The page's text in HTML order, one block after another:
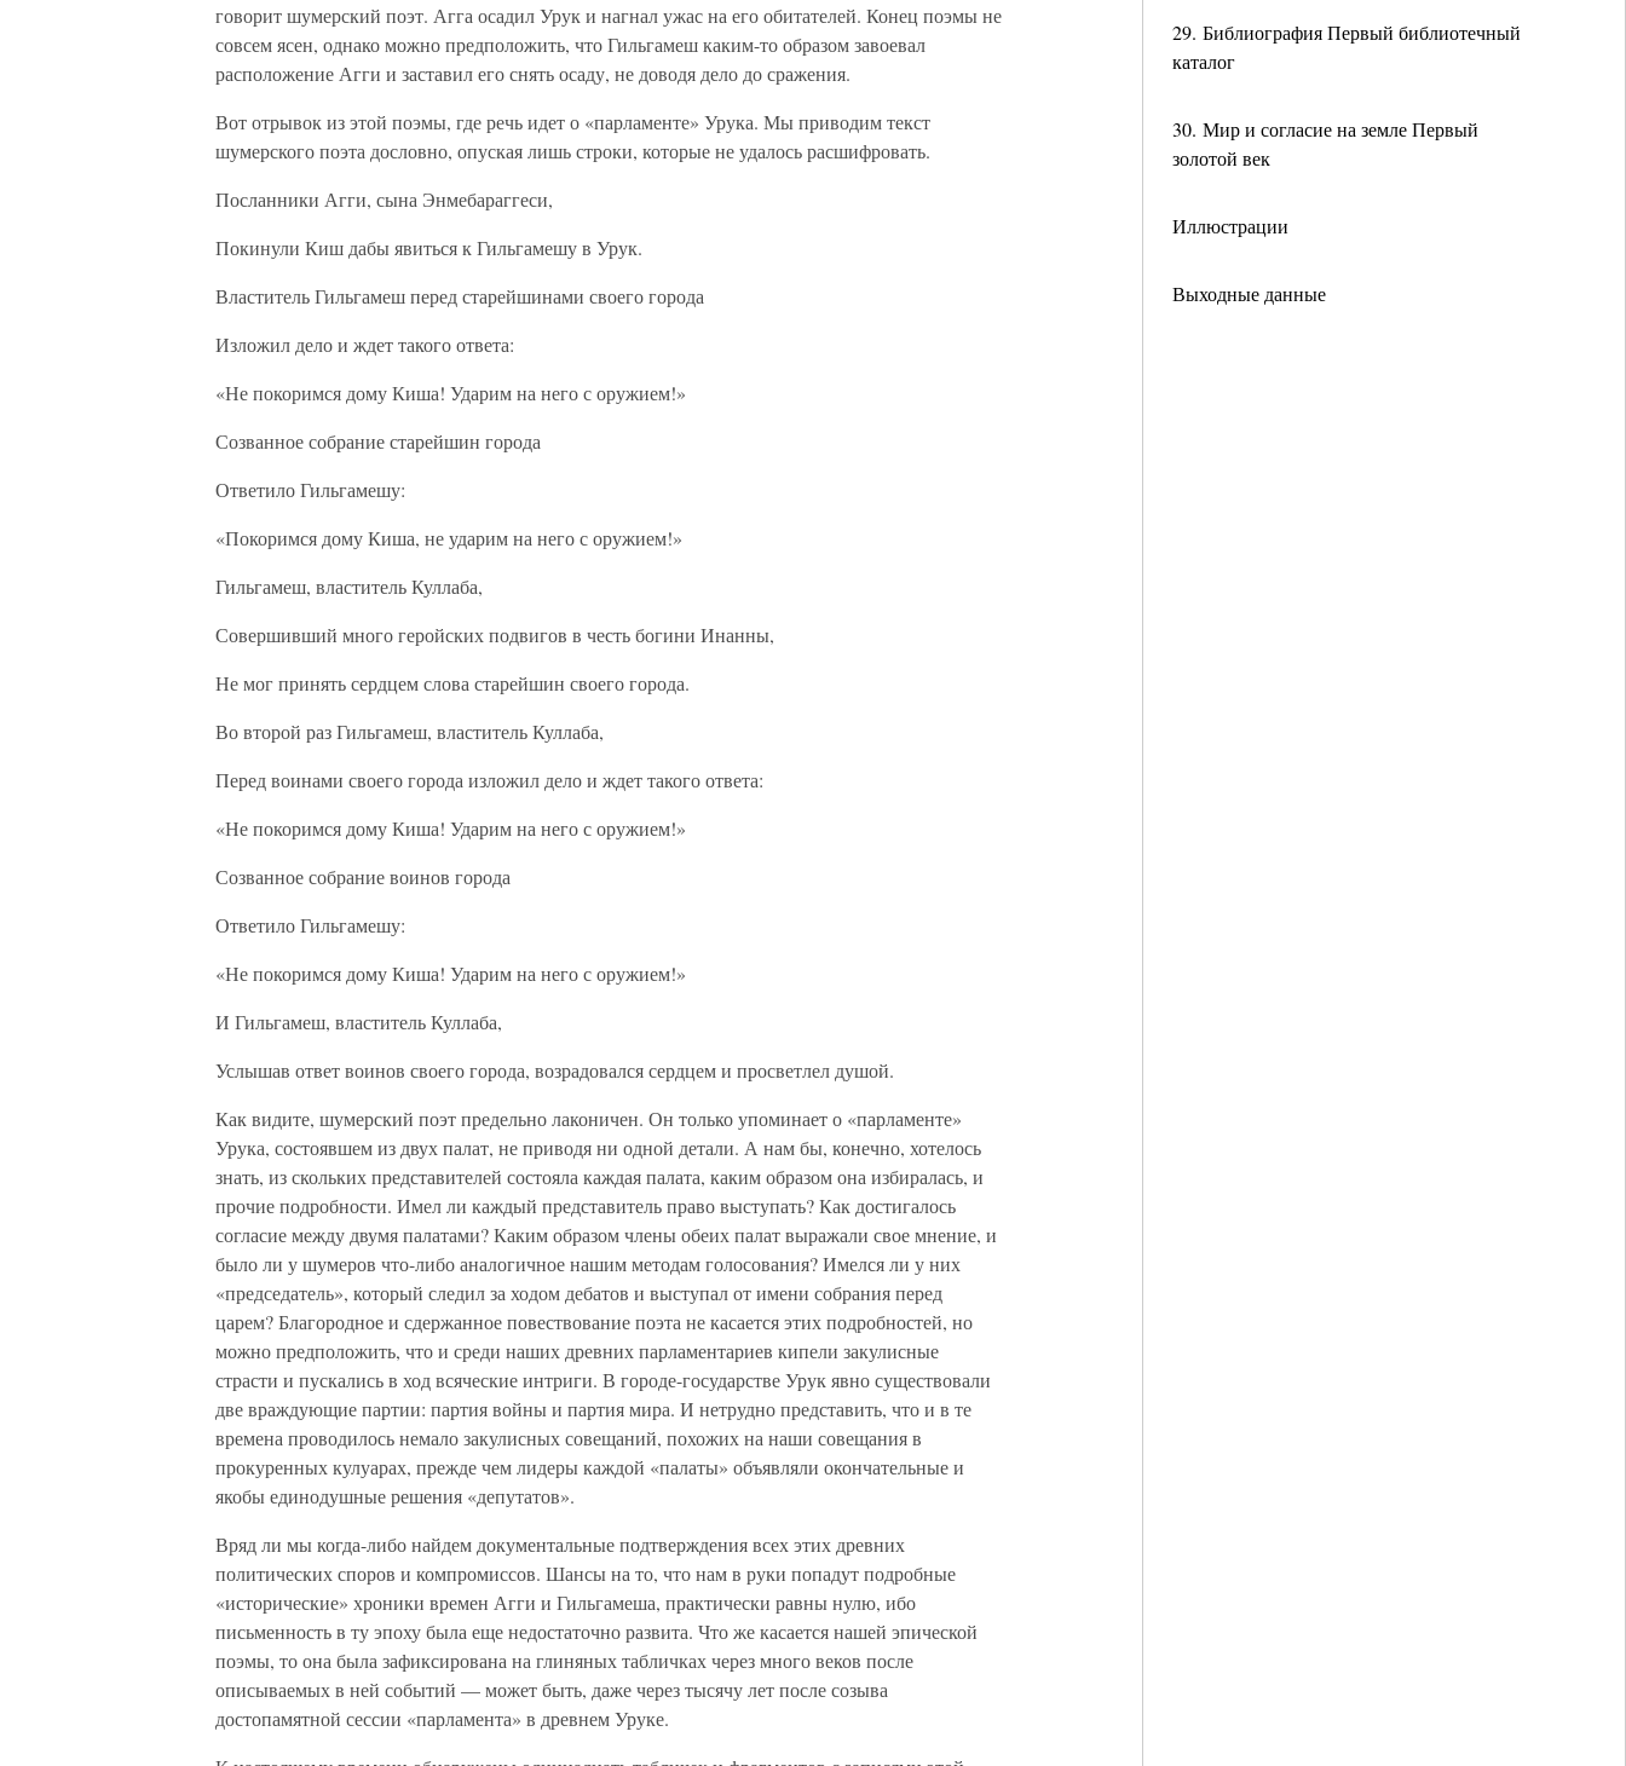
29. Библиография Первый библиотечный
каталог
30. Мир и согласие на земле Первый
золотой век
Иллюстрации
Выходные данные
говорит шумерский поэт. Агга осадил Урук и нагнал ужас на его обитателей. Конец поэмы не
совсем ясен, однако можно предположить, что Гильгамеш каким-то образом завоевал
расположение Агги и заставил его снять осаду, не доводя дело до сражения.
Вот отрывок из этой поэмы, где речь идет о «парламенте» Урука. Мы приводим текст
шумерского поэта дословно, опуская лишь строки, которые не удалось расшифровать.
Посланники Агги, сына Энмебараггеси,
Покинули Киш дабы явиться к Гильгамешу в Урук.
Властитель Гильгамеш перед старейшинами своего города
Изложил дело и ждет такого ответа:
«Не покоримся дому Киша! Ударим на него с оружием!»
Созванное собрание старейшин города
Ответило Гильгамешу:
«Покоримся дому Киша, не ударим на него с оружием!»
Гильгамеш, властитель Куллаба,
Совершивший много геройских подвигов в честь богини Инанны,
Не мог принять сердцем слова старейшин своего города.
Во второй раз Гильгамеш, властитель Куллаба,
Перед воинами своего города изложил дело и ждет такого ответа:
«Не покоримся дому Киша! Ударим на него с оружием!»
Созванное собрание воинов города
Ответило Гильгамешу:
«Не покоримся дому Киша! Ударим на него с оружием!»
И Гильгамеш, властитель Куллаба,
Услышав ответ воинов своего города, возрадовался сердцем и просветлел душой.
Как видите, шумерский поэт предельно лаконичен. Он только упоминает о «парламенте»
Урука, состоявшем из двух палат, не приводя ни одной детали. А нам бы, конечно, хотелось
знать, из скольких представителей состояла каждая палата, каким образом она избиралась, и
прочие подробности. Имел ли каждый представитель право выступать? Как достигалось
согласие между двумя палатами? Каким образом члены обеих палат выражали свое мнение, и
было ли у шумеров что-либо аналогичное нашим методам голосования? Имелся ли у них
«председатель», который следил за ходом дебатов и выступал от имени собрания перед
царем? Благородное и сдержанное повествование поэта не касается этих подробностей, но
можно предположить, что и среди наших древних парламентариев кипели закулисные
страсти и пускались в ход всяческие интриги. В городе-государстве Урук явно существовали
две враждующие партии: партия войны и партия мира. И нетрудно представить, что и в те
времена проводилось немало закулисных совещаний, похожих на наши совещания в
прокуренных кулуарах, прежде чем лидеры каждой «палаты» объявляли окончательные и
якобы единодушные решения «депутатов».
Вряд ли мы когда-либо найдем документальные подтверждения всех этих древних
политических споров и компромиссов. Шансы на то, что нам в руки попадут подробные
«исторические» хроники времен Агги и Гильгамеша, практически равны нулю, ибо
письменность в ту эпоху была еще недостаточно развита. Что же касается нашей эпической
поэмы, то она была зафиксирована на глиняных табличках через много веков после
описываемых в ней событий — может быть, даже через тысячу лет после созыва
достопамятной сессии «парламента» в древнем Уруке.